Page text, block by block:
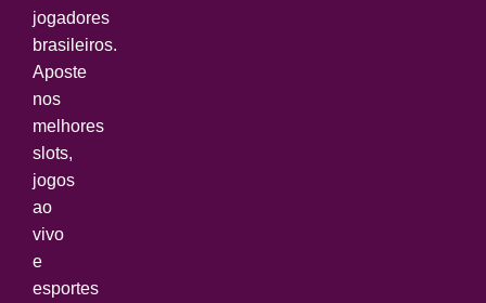
jogadores
brasileiros.
Aposte
nos
melhores
slots,
jogos
ao
vivo
e
esportes